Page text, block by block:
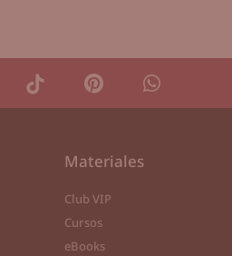
Materiales
Club VIP
Cursos
eBooks